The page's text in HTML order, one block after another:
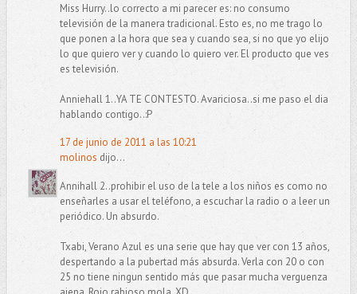
Miss Hurry..lo correcto a mi parecer es: no consumo
televisión de la manera tradicional. Esto es, no me trago lo
que ponen a la hora que sea y cuando sea, si no que yo elijo
lo que quiero ver y cuando lo quiero ver. El producto que ves
es televisión.
Anniehall 1..YA TE CONTESTO. Avariciosa..si me paso el dia
hablando contigo..:P
17 de junio de 2011 a las 10:21
molinos dijo...
Annihall 2..prohibir el uso de la tele a los niños es como no
enseñarles a usar el teléfono, a escuchar la radio o a leer un
periódico. Un absurdo.
Txabi, Verano Azul es una serie que hay que ver con 13 años,
despertando a la pubertad más absurda. Verla con 20 o con
25 no tiene ningun sentido más que pasar mucha verguenza